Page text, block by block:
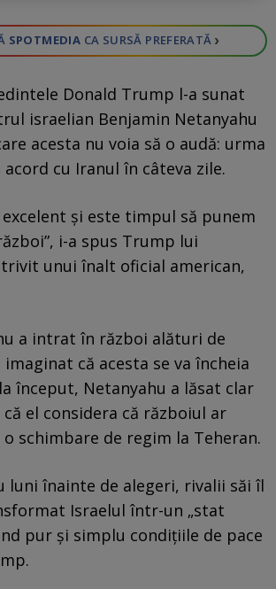
SPOTMEDIA CA SURSĂ PREFERATĂ ›
Donald Trump l-a sunat
israelian Benjamin Netanyahu
acesta nu voia să o audă: urma
acord cu Iranul în câteva zile.
excelent și este timpul să punem
i-a spus Trump lui
unui înalt oficial american,
a intrat în război alături de
că acesta se va încheia
început, Netanyahu a lăsat clar
că el considera că războiul ar
schimbare de regim la Teheran.
luni înainte de alegeri, rivalii săi îl
Israelul într-un „stat
pur și simplu condițiile de pace